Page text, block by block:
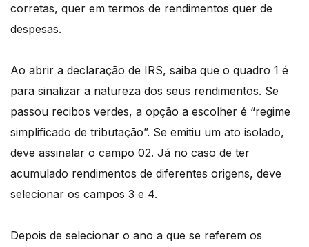
corretas, quer em termos de rendimentos quer de
despesas.
Ao abrir a declaração de IRS, saiba que o quadro 1 é
para sinalizar a natureza dos seus rendimentos. Se
passou recibos verdes, a opção a escolher é “regime
simplificado de tributação”. Se emitiu um ato isolado,
deve assinalar o campo 02. Já no caso de ter
acumulado rendimentos de diferentes origens, deve
selecionar os campos 3 e 4.
Depois de selecionar o ano a que se referem os